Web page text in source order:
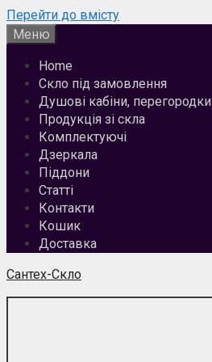
Перейти до вмісту
Меню
Home
Скло під замовлення
Душові кабіни, перегородки
Продукція зі скла
Комплектуючі
Дзеркала
Піддони
Статті
Контакти
Кошик
Доставка
Сантех-Скло